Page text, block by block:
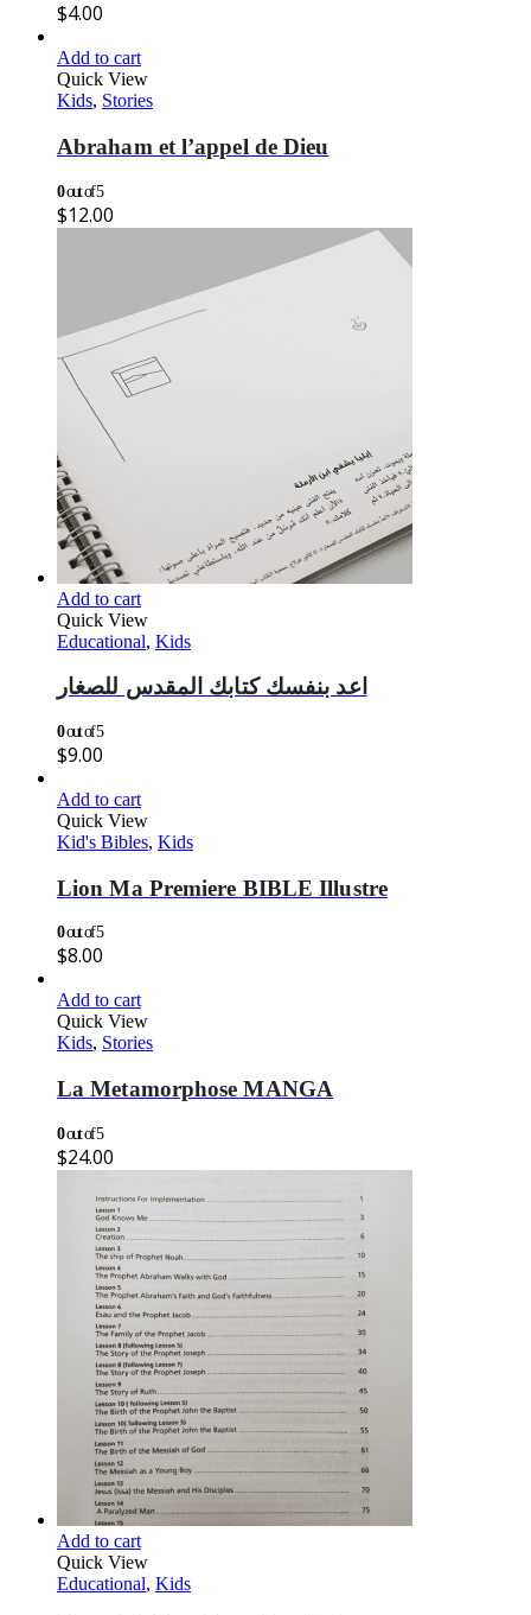
$4.00
Add to cart
Quick View
Kids, Stories
Abraham et l’appel de Dieu
0out of 5
$12.00
Add to cart
Quick View
Educational, Kids
اعد بنفسك كتابك المقدس للصغار
0out of 5
$9.00
Add to cart
Quick View
Kid's Bibles, Kids
Lion Ma Premiere BIBLE Illustre
0out of 5
$8.00
Add to cart
Quick View
Kids, Stories
La Metamorphose MANGA
0out of 5
$24.00
Add to cart
Quick View
Educational, Kids